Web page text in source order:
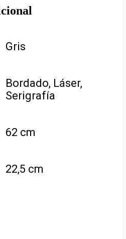
Gris
Bordado, Láser,
Serigrafía
62 cm
22,5 cm